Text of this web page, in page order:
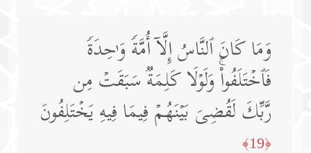
وَمَا كَانَ ٱلنَّاسُ إِلَّاۤ أُمَّةࣰ وَ ٰ⁠حِدَةࣰ
فَٱخۡتَلَفُوا۟ۚ وَلَوۡلَا كَلِمَةࣱ سَبَقَتۡ مِن
رَّبِّكَ لَقُضِیَ بَیۡنَهُمۡ فِیمَا فِیهِ یَخۡتَلِفُونَ
﴿19﴾